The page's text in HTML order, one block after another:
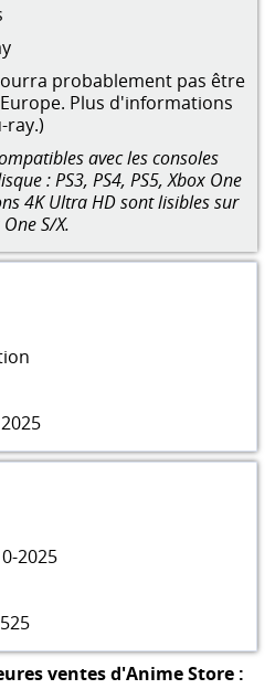
probablement pas être
Plus d'informations
ray.)
avec les consoles
: PS3, PS4, PS5, Xbox One
4K Ultra HD sont lisibles sur
S/X.
2025
2025
ventes d'Anime Store :